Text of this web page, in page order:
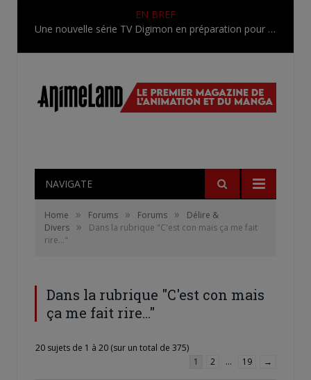
EN BREF
[Entretien] Mokochan : « Lors des prémices du projet, il était déjà demandé de suivre au mieux le manga originel.»
NAVIGATE
Home » Forums » Forums »
Délire &
Divers
»
Dans la rubrique "C'est con mais ça me fait
rire…"
Dans la rubrique "C'est con mais
ça me fait rire…"
20 sujets de 1 à 20 (sur un total de 375)
1
2 … 19 →